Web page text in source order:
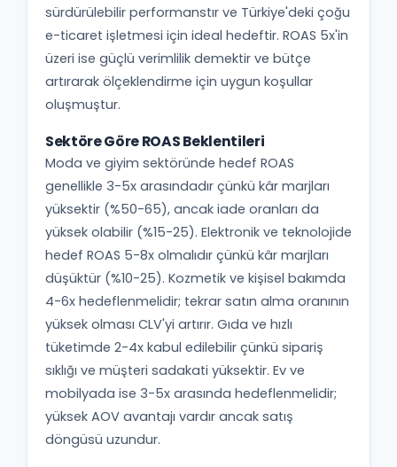
sürdürülebilir performanstır ve Türkiye'deki çoğu
e-ticaret işletmesi için ideal hedeftir. ROAS 5x'in
üzeri ise güçlü verimlilik demektir ve bütçe
artırarak ölçeklendirme için uygun koşullar
oluşmuştur.
Sektöre Göre ROAS Beklentileri
Moda ve giyim sektöründe hedef ROAS
genellikle 3-5x arasındadır çünkü kâr marjları
yüksektir (%50-65), ancak iade oranları da
yüksek olabilir (%15-25). Elektronik ve teknolojide
hedef ROAS 5-8x olmalıdır çünkü kâr marjları
düşüktür (%10-25). Kozmetik ve kişisel bakımda
4-6x hedeflenmelidir; tekrar satın alma oranının
yüksek olması CLV'yi artırır. Gıda ve hızlı
tüketimde 2-4x kabul edilebilir çünkü sipariş
sıklığı ve müşteri sadakati yüksektir. Ev ve
mobilyada ise 3-5x arasında hedeflenmelidir;
yüksek AOV avantajı vardır ancak satış
döngüsü uzundur.